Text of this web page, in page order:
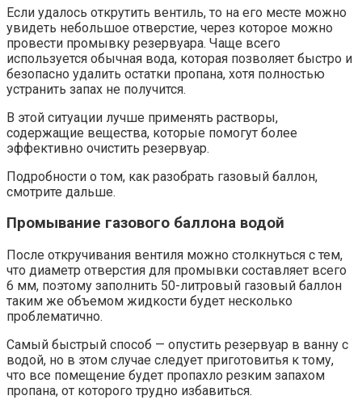
Если удалось открутить вентиль, то на его месте можно
увидеть небольшое отверстие, через которое можно
провести промывку резервуара. Чаще всего
используется обычная вода, которая позволяет быстро и
безопасно удалить остатки пропана, хотя полностью
устранить запах не получится.
В этой ситуации лучше применять растворы,
содержащие вещества, которые помогут более
эффективно очистить резервуар.
Подробности о том, как разобрать газовый баллон,
смотрите дальше.
Промывание газового баллона водой
После откручивания вентиля можно столкнуться с тем,
что диаметр отверстия для промывки составляет всего
6 мм, поэтому заполнить 50-литровый газовый баллон
таким же объемом жидкости будет несколько
проблематично.
Самый быстрый способ — опустить резервуар в ванну с
водой, но в этом случае следует приготовитья к тому,
что все помещение будет пропахло резким запахом
пропана, от которого трудно избавиться.